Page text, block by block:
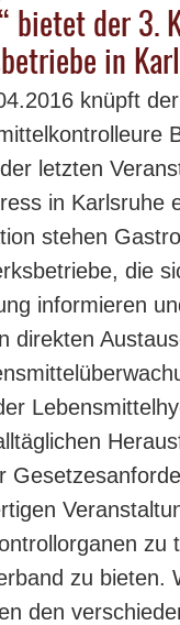
bietet der 3.
in
knüpft
letzten
in Karlsruhe
stehen
die
informieren
direkten
zu
zu bieten.
den